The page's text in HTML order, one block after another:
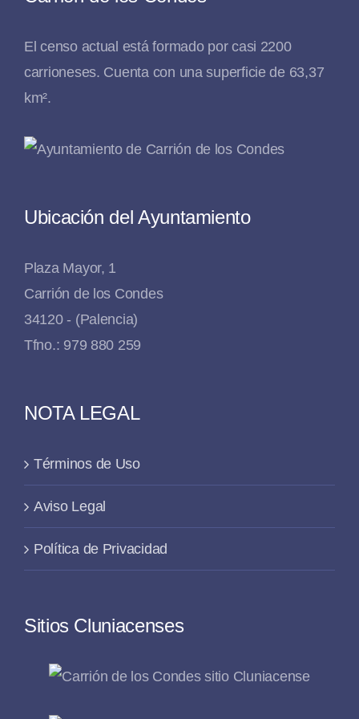
El censo actual está formado por casi 2200
carrioneses. Cuenta con una superficie de 63,37
km².
Ubicación del Ayuntamiento
Plaza Mayor, 1
Carrión de los Condes
34120 - (Palencia)
Tfno.: 979 880 259
NOTA LEGAL
Términos de Uso
Aviso Legal
Política de Privacidad
Sitios Cluniacenses